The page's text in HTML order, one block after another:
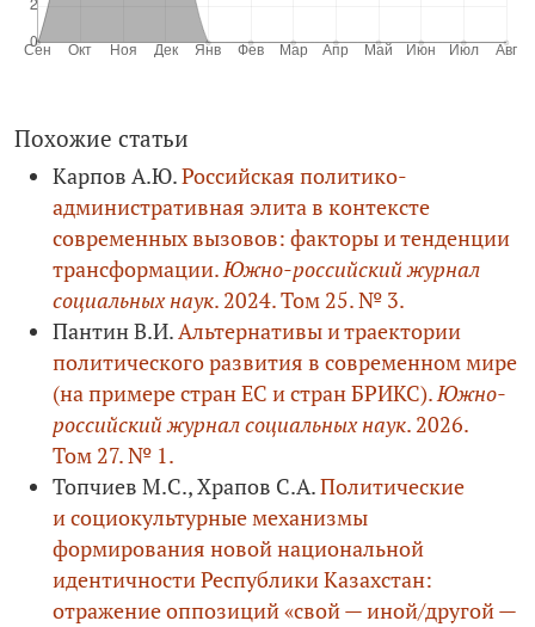
Похожие статьи
Карпов А.Ю.Российская политико-
административная элита в контексте
современных вызовов: факторы и тенденции
трансформации.Южно-российский журнал
социальных наук. 2024. Том 25. № 3.
Пантин В.И.Альтернативы и траектории
политического развития в современном мире
(на примере стран ЕС и стран БРИКС).Южно-
российский журнал социальных наук. 2026.
Том 27. № 1.
Топчиев М.С., Храпов С.А.Политические
и социокультурные механизмы
формирования новой национальной
идентичности Республики Казахстан:
отражение оппозиций «свой — иной/другой —